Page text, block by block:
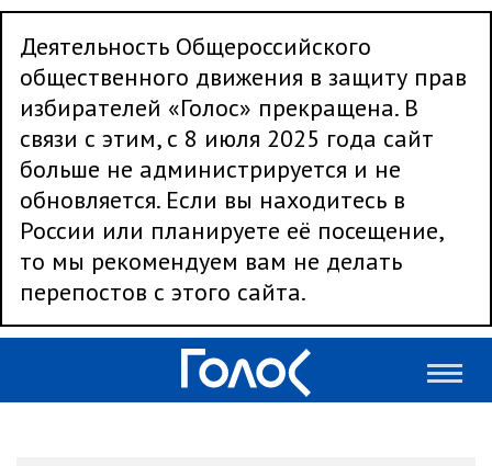
Деятельность Общероссийского
общественного движения в защиту прав
избирателей «Голос» прекращена. В
связи с этим, с 8 июля 2025 года сайт
больше не администрируется и не
обновляется. Если вы находитесь в
России или планируете её посещение,
то мы рекомендуем вам не делать
перепостов с этого сайта.